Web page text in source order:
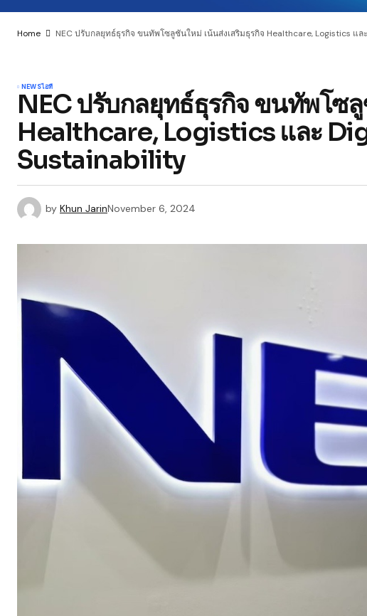
Home NEC ปรับกลยุทธ์ธุรกิจ ขนทัพโซลูชันใหม่ เน้นส่งเสริมธุรกิจ Healthcare, Logistics แ
NEWSไอที
NEC ปรับกลยุทธ์ธุรกิจ ขนทัพโซ
Healthcare, Logistics และ
Sustainability
by Khun JarinNovember 6, 2024